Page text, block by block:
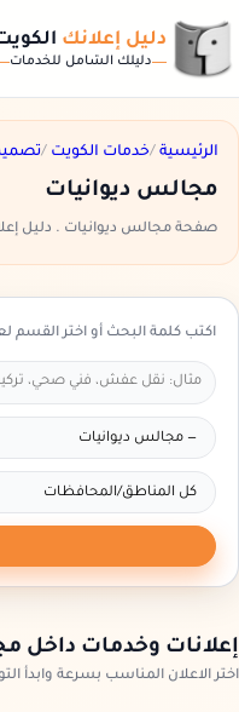
دليل إعلانك
دليلك الشامل للخدمات
الرئيسية /خدمات الكويت /
مجالس ديوانيات
صفحة مجالس ديوانيات . دليل
اكتب كلمة البحث أو اختر القسم
إعلانات وخدمات داخل
اختر الاعلان المناسب بسرعة وابدأ